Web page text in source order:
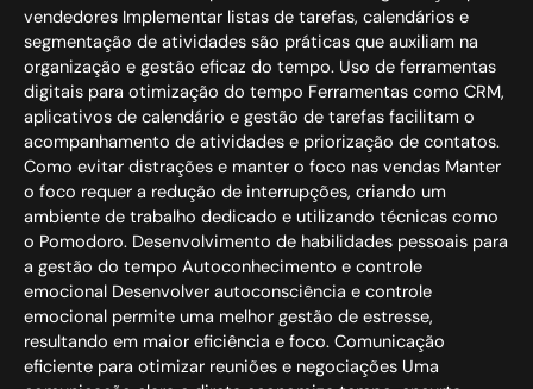
vendedores Implementar listas de tarefas, calendários e
segmentação de atividades são práticas que auxiliam na
organização e gestão eficaz do tempo. Uso de ferramentas
digitais para otimização do tempo Ferramentas como CRM,
aplicativos de calendário e gestão de tarefas facilitam o
acompanhamento de atividades e priorização de contatos.
Como evitar distrações e manter o foco nas vendas Manter
o foco requer a redução de interrupções, criando um
ambiente de trabalho dedicado e utilizando técnicas como
o Pomodoro. Desenvolvimento de habilidades pessoais para
a gestão do tempo Autoconhecimento e controle
emocional Desenvolver autoconsciência e controle
emocional permite uma melhor gestão de estresse,
resultando em maior eficiência e foco. Comunicação
eficiente para otimizar reuniões e negociações Uma